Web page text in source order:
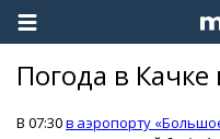
Погода в
В 07:30в аэропорту